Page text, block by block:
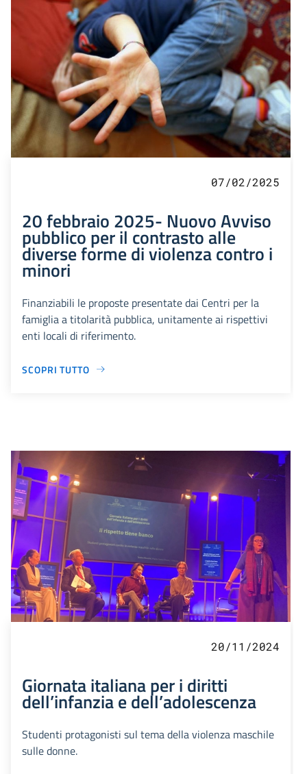
07/02/2025
20 febbraio 2025- Nuovo Avviso
pubblico per il contrasto alle
diverse forme di violenza contro i
minori
Finanziabili le proposte presentate dai Centri per la
famiglia a titolarità pubblica, unitamente ai rispettivi
enti locali di riferimento.
SCOPRI TUTTO
20/11/2024
Giornata italiana per i diritti
dell’infanzia e dell’adolescenza
Studenti protagonisti sul tema della violenza maschile
sulle donne.